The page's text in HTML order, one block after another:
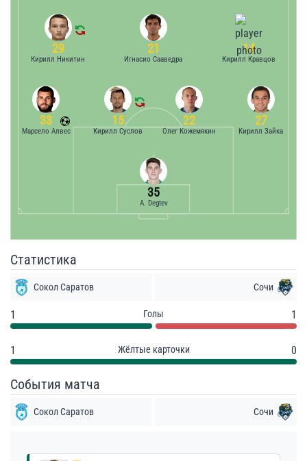
35
A. Degtev
33
Марсело Алвес
15
Кирилл Суслов
22
Олег Кожемякин
27
Кирилл Зайка
29
Кирилл Никитин
21
Игнасио Сааведра
14
Кирилл Кравцов
Статистика
Сокол Саратов Сочи
1 Голы 1
1 Жёлтые карточки 0
События матча
Сокол Саратов Сочи